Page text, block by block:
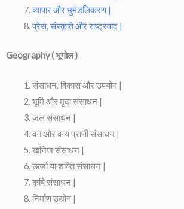
व्यापार और भुमंडलिकरण |
प्रेस, संस्कृति और राष्ट्रवाद |
Geography ( भूगोल )
संसाधन, विकास और उपयोग |
भूमि और मृदा संसाधन |
जल संसाधन |
वन और वन्य प्राणी संसाधन |
खनिज संसाधन |
ऊर्जा या शक्ति संसाधन |
कृषि संसाधन |
निर्माण उद्योग |